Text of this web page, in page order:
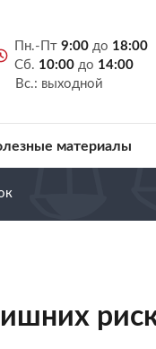
Пн.-Пт 9:00 до 18:00
Сб. 10:00 до 14:00
Вс.: выходной
материалы